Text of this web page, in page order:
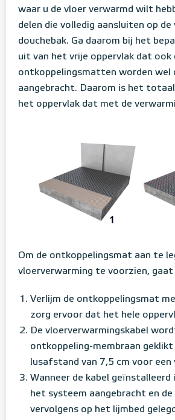
waar u de vloer verwarmd wilt
delen die volledig aansluiten op
douchebak. Ga daarom bij het
uit van het vrije oppervlak dat ook
ontkoppelingsmatten worden wel
aangebracht. Daarom is het
het oppervlak dat met de
Om de ontkoppelingsmat aan te
vloerverwarming te voorzien,
Verlijm de ontkoppelingsmat
zorg ervoor dat het hele
De vloerverwarmingskabel
ontkoppeling-membraan
lusafstand van 7,5 cm voor een
Wanneer de kabel
het systeem aangebracht en
vervolgens op het lijmbed